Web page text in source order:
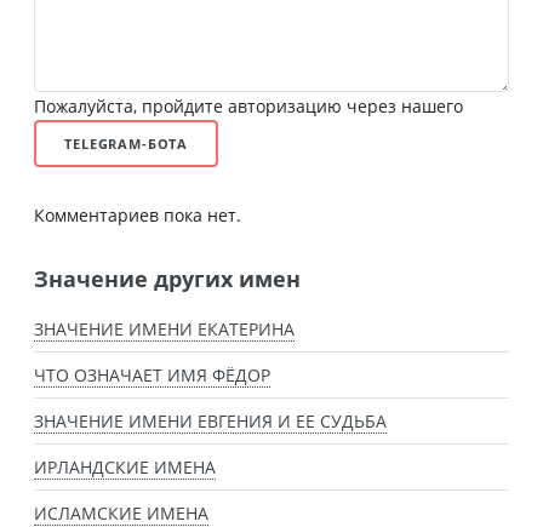
Пожалуйста, пройдите авторизацию через нашего
TELEGRAM-БОТА
Комментариев пока нет.
Значение других имен
ЗНАЧЕНИЕ ИМЕНИ ЕКАТЕРИНА
ЧТО ОЗНАЧАЕТ ИМЯ ФЁДОР
ЗНАЧЕНИЕ ИМЕНИ ЕВГЕНИЯ И ЕЕ СУДЬБА
ИРЛАНДСКИЕ ИМЕНА
ИСЛАМСКИЕ ИМЕНА